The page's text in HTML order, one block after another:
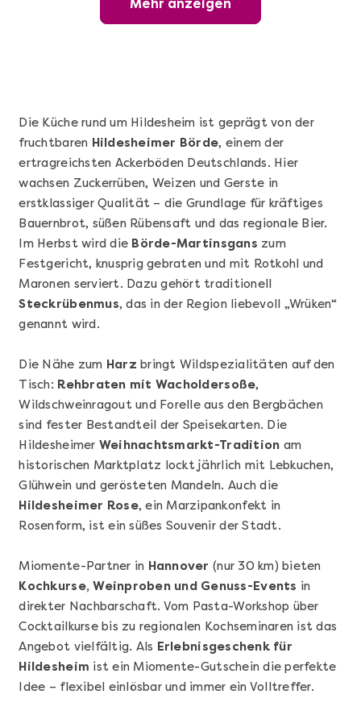
Wunderschöner Weinabend
Mehr anzeigen
Sushi Basic Kurs Bonn
Mehr anzeigen
Mehr anzeigen
Die Küche rund um Hildesheim ist geprägt von der
fruchtbaren Hildesheimer Börde, einem der
ertragreichsten Ackerböden Deutschlands. Hier
wachsen Zuckerrüben, Weizen und Gerste in
erstklassiger Qualität – die Grundlage für kräftiges
Bauernbrot, süßen Rübensaft und das regionale Bier.
Im Herbst wird die Börde-Martinsgans zum
Festgericht, knusprig gebraten und mit Rotkohl und
Maronen serviert. Dazu gehört traditionell
Steckrübenmus, das in der Region liebevoll „Wrüken“
genannt wird.
Die Nähe zum Harz bringt Wildspezialitäten auf den
Tisch: Rehbraten mit Wacholdersoße,
Wildschweinragout und Forelle aus den Bergbächen
sind fester Bestandteil der Speisekarten. Die
Hildesheimer Weihnachtsmarkt-Tradition am
historischen Marktplatz lockt jährlich mit Lebkuchen,
Glühwein und gerösteten Mandeln. Auch die
Hildesheimer Rose, ein Marzipankonfekt in
Rosenform, ist ein süßes Souvenir der Stadt.
Miomente-Partner in Hannover (nur 30 km) bieten
Kochkurse, Weinproben und Genuss-Events in
direkter Nachbarschaft. Vom Pasta-Workshop über
Cocktailkurse bis zu regionalen Kochseminaren ist das
Angebot vielfältig. Als Erlebnisgeschenk für
Hildesheim ist ein Miomente-Gutschein die perfekte
Idee – flexibel einlösbar und immer ein Volltreffer.